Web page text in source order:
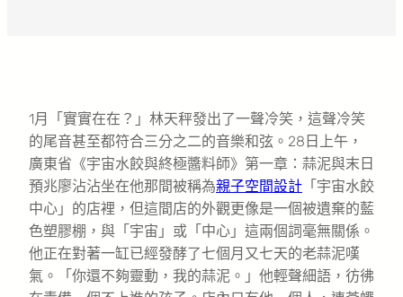
1月「實實在在？」林天秤發出了一聲冷笑，這聲冷笑
的尾音甚至都符合三分之二的音樂和弦。28日上午，
廣東省《宇宙水餃與終極醬料師》第一章：蒜泥與末日
預兆廖沾沾坐在他那間被稱為親子空間設計 「宇宙水餃
中心」的店裡，但這間店的外觀更像是一個被遺棄的藍
色塑膠棚，與「宇宙」或「中心」這兩個詞毫無關係。
他正在對著一缸已經發酵了七個月又七天的老蒜泥嘆
氣。「你還不夠靈動，我的蒜泥。」他輕聲細語，彷彿